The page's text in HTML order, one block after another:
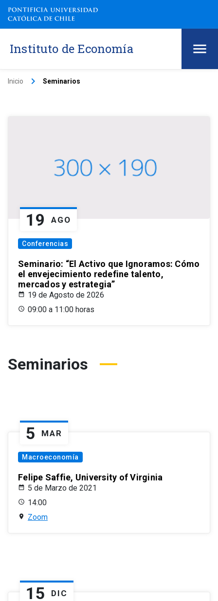
Instituto de Economía
Inicio keyboard_arrow_right Seminarios
19 AGO
Conferencias
Seminario: “El Activo que Ignoramos: Cómo
el envejecimiento redefine talento,
mercados y estrategia”
19 de Agosto de 2026
09:00 a 11:00 horas
Seminarios
5 MAR
Macroeconomía
Felipe Saffie, University of Virginia
5 de Marzo de 2021
14:00
Zoom
15 DIC